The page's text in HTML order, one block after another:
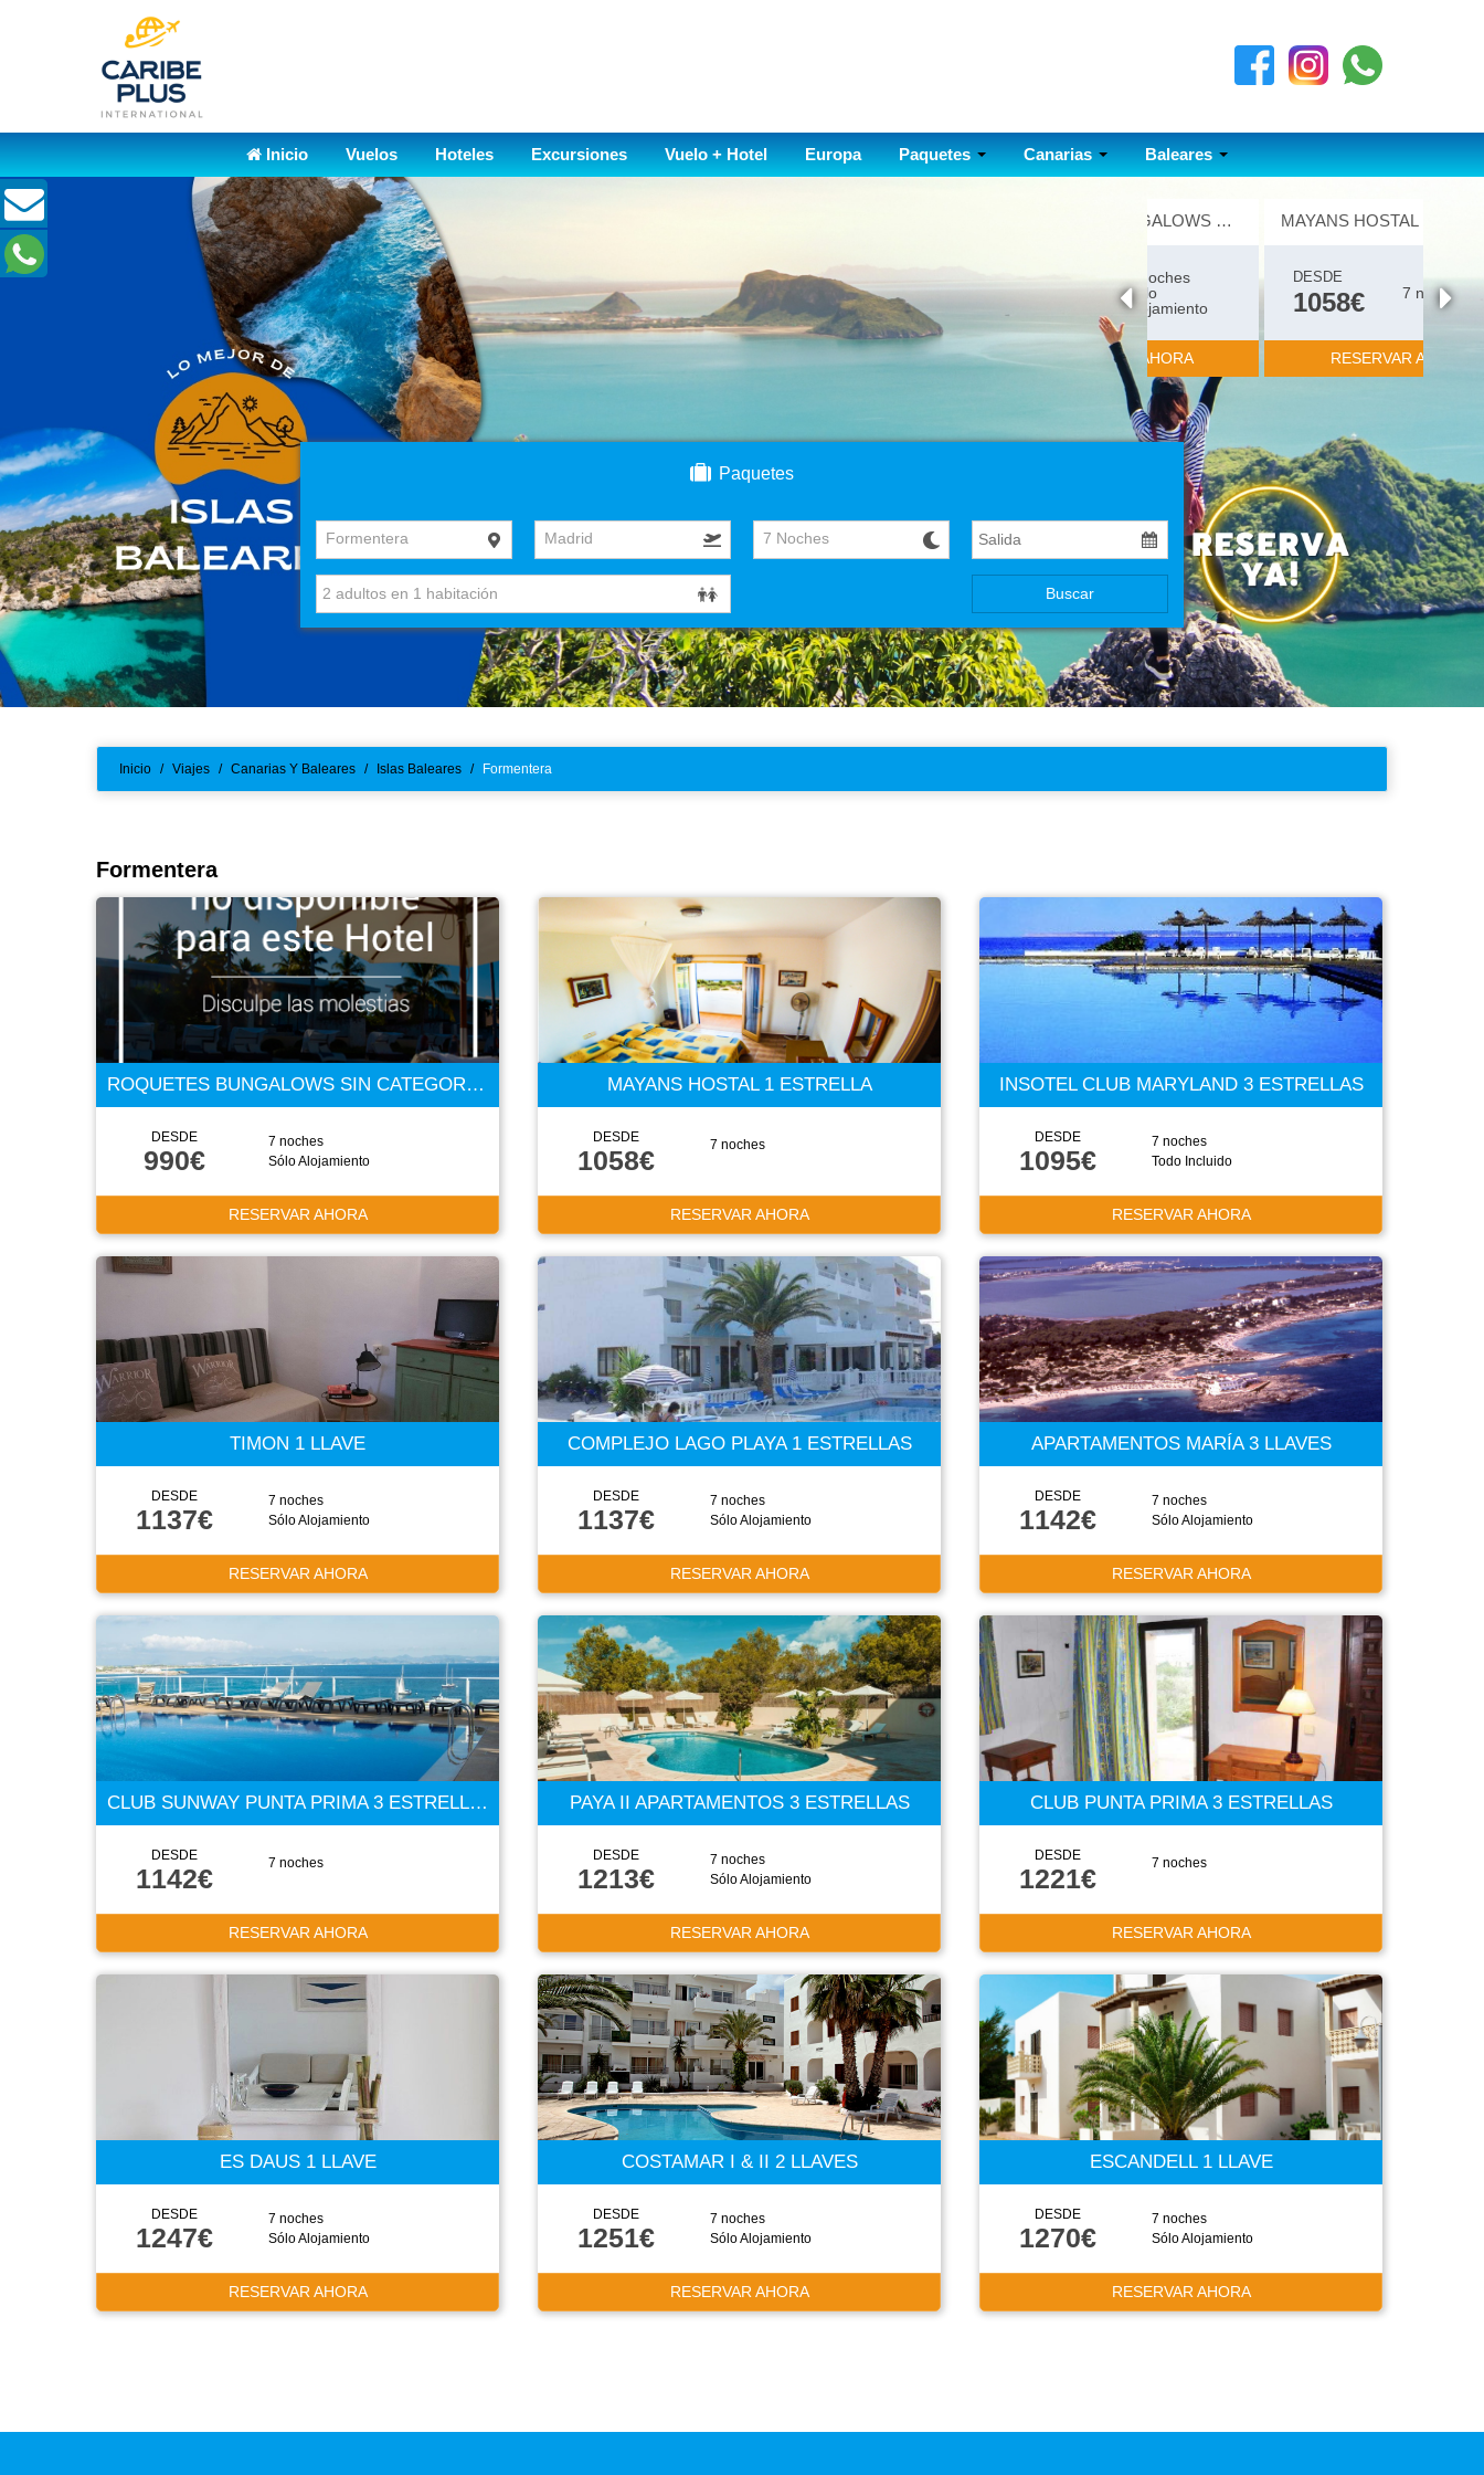
Inicio Vuelos Hoteles Excursiones Vuelo + Hotel Europa Paquetes Canarias Baleares
MAYANS HOSTAL 1 ESTRELLA
DESDE
1058€ 7 noches
RESERVAR AHORA
Paquetes
Formentera Madrid 7 Noches
Buscar
Inicio / Viajes / Canarias Y Baleares / Islas Baleares / Formentera
Formentera
ROQUETES BUNGALOWS SIN CATEGORÍA CONFIRMADA
DESDE
990€
7 noches
Sólo Alojamiento
RESERVAR AHORA
MAYANS HOSTAL 1 ESTRELLA
DESDE
1058€ 7 noches
RESERVAR AHORA
INSOTEL CLUB MARYLAND 3 ESTRELLAS
DESDE
1095€
7 noches
Todo Incluido
RESERVAR AHORA
TIMON 1 LLAVE
DESDE
1137€
7 noches
Sólo Alojamiento
RESERVAR AHORA
COMPLEJO LAGO PLAYA 1 ESTRELLAS
DESDE
1137€
7 noches
Sólo Alojamiento
RESERVAR AHORA
APARTAMENTOS MARÍA 3 LLAVES
DESDE
1142€
7 noches
Sólo Alojamiento
RESERVAR AHORA
CLUB SUNWAY PUNTA PRIMA 3 ESTRELLAS
DESDE
1142€ 7 noches
RESERVAR AHORA
PAYA II APARTAMENTOS 3 ESTRELLAS
DESDE
1213€
7 noches
Sólo Alojamiento
RESERVAR AHORA
CLUB PUNTA PRIMA 3 ESTRELLAS
DESDE
1221€ 7 noches
RESERVAR AHORA
ES DAUS 1 LLAVE
DESDE
1247€
7 noches
Sólo Alojamiento
RESERVAR AHORA
COSTAMAR I & II 2 LLAVES
DESDE
1251€
7 noches
Sólo Alojamiento
RESERVAR AHORA
ESCANDELL 1 LLAVE
DESDE
1270€
7 noches
Sólo Alojamiento
RESERVAR AHORA